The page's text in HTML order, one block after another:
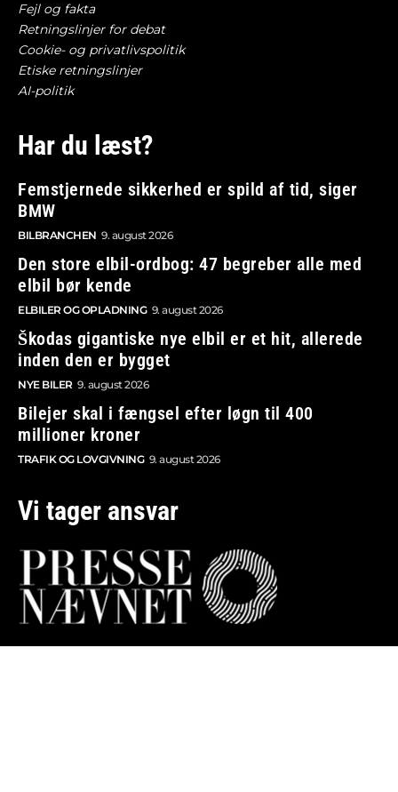
Fejl og fakta
Retningslinjer for debat
Cookie- og privatlivspolitik
Etiske retningslinjer
AI-politik
Har du læst?
Femstjernede sikkerhed er spild af tid, siger
BMW
BILBRANCHEN 9. august 2026
Den store elbil-ordbog: 47 begreber alle med
elbil bør kende
ELBILER OG OPLADNING 9. august 2026
Škodas gigantiske nye elbil er et hit, allerede
inden den er bygget
NYE BILER 9. august 2026
Bilejer skal i fængsel efter løgn til 400
millioner kroner
TRAFIK OG LOVGIVNING 9. august 2026
Vi tager ansvar